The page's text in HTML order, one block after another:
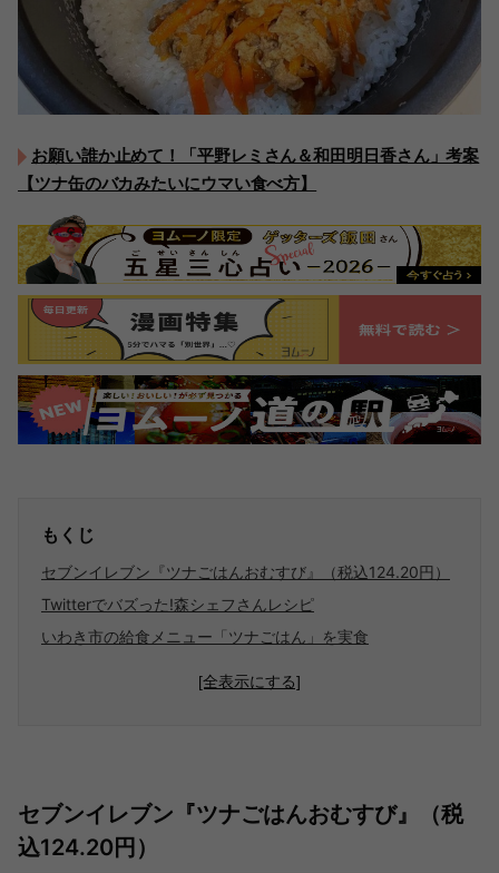
お願い誰か止めて！「平野レミさん＆和田明日香さん」考案
【ツナ缶のバカみたいにウマい食べ方】
もくじ
セブンイレブン『ツナごはんおむすび』（税込124.20円）
Twitterでバズった!森シェフさんレシピ
いわき市の給食メニュー「ツナごはん」を実食
[全表示にする]
セブンイレブン『ツナごはんおむすび』（税
込124.20円）